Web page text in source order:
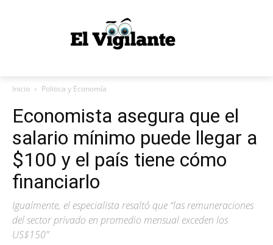
Inicio Politica y Economía
Economista asegura que el
salario mínimo puede llegar a
$100 y el país tiene cómo
financiarlo
Igualmente, el especialista resaltó que “las remuneraciones
del sector privado en promedio mensual exceden los
US$150”